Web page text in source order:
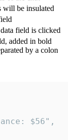
will be insulated
field is clicked
added in bold
by a colon
$56",